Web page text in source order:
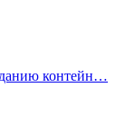
контейн…